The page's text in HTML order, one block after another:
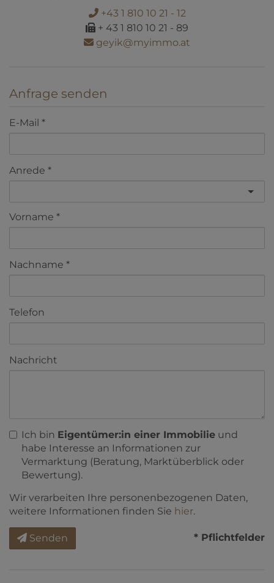
+43 1 810 10 21 - 12
+ 43 1 810 10 21 - 89
geyik@myimmo.at
Anfrage senden
E-Mail
Anrede
Vorname
Nachname
Telefon
Nachricht
Ich bin Eigentümer:in einer Immobilie und
habe Interesse an Informationen zur
Vermarktung (Beratung, Marktüberblick oder
Bewertung).
Wir verarbeiten Ihre personenbezogenen Daten,
weitere Informationen finden Sie hier.
Senden * Pflichtfelder